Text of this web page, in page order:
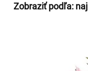
Zobraziť podľa: